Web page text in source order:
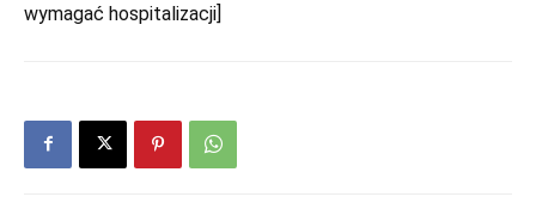
wymagać hospitalizacji]